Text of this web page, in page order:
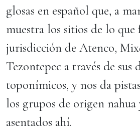
glosas en español que, a
muestra los sitios de lo que
jurisdicción de Atenco,
Tezontepec a través de sus
toponímicos, y nos da
los grupos de origen
asentados ahí.